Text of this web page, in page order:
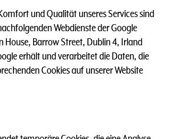
und Qualität unseres Services sind
Webdienste derGoogle
House, Barrow Street, Dublin 4, Irland
erhält und verarbeitet die Daten, die
Cookies auf unserer Website